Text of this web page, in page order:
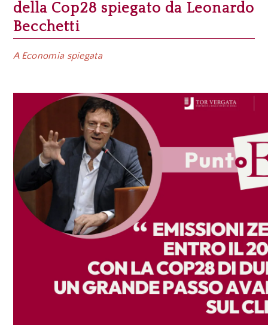
della Cop28 spiegato da Leonardo
Becchetti
A Economia spiegata